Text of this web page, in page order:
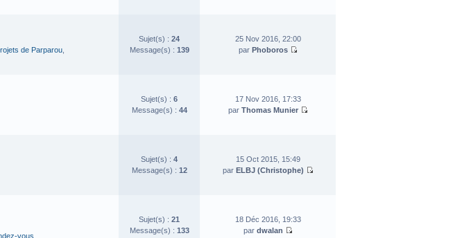
de Parparou
Sujet(s) : 24
Message(s) : 139
25 Nov 2016, 22:00
par Phoboros
Sujet(s) : 6
Message(s) : 44
17 Nov 2016, 17:33
par Thomas Munier
Sujet(s) : 4
Message(s) : 12
15 Oct 2015, 15:49
par ELBJ (Christophe)
vous
Sujet(s) : 21
Message(s) : 133
18 Déc 2016, 19:33
par dwalan